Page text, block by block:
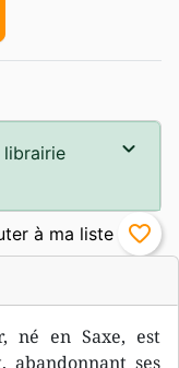
né en Saxe, est
ses
librairie
favorite_border